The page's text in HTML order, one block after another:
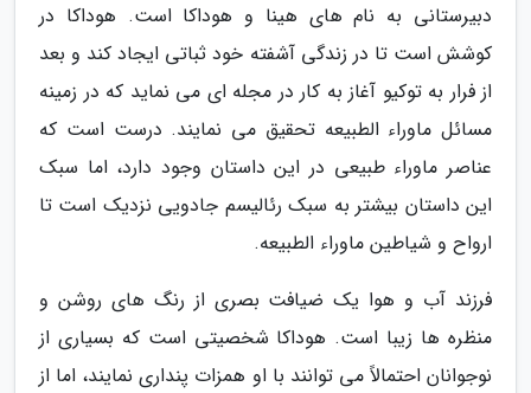
دبیرستانی به نام های هینا و هوداکا است. هوداکا در
کوشش است تا در زندگی آشفته خود ثباتی ایجاد کند و بعد
از فرار به توکیو آغاز به کار در مجله ای می نماید که در زمینه
مسائل ماوراء الطبیعه تحقیق می نمایند. درست است که
عناصر ماوراء طبیعی در این داستان وجود دارد، اما سبک
این داستان بیشتر به سبک رئالیسم جادویی نزدیک است تا
ارواح و شیاطین ماوراء الطبیعه.
فرزند آب و هوا یک ضیافت بصری از رنگ های روشن و
منظره ها زیبا است. هوداکا شخصیتی است که بسیاری از
نوجوانان احتمالاً می توانند با او همزات پنداری نمایند، اما از